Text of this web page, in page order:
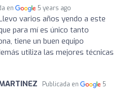
en 5 years ago
varios años yendo a este
para mí es único tanto
tiene un buen equipo
utiliza las mejores técnicas
Publicada en
5